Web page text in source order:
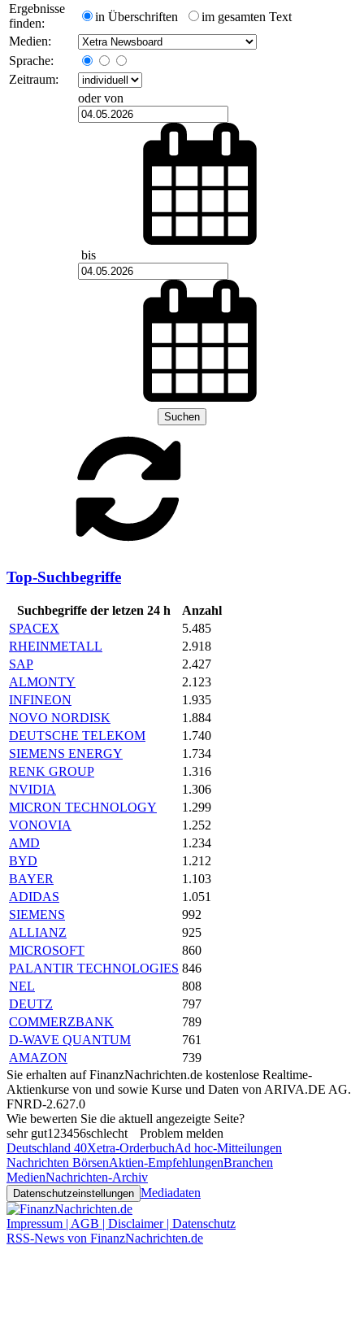
Ergebnisse
finden:
in Überschriften
im gesamten Text
Medien:
Sprache:
Zeitraum:
oder von
bis
Suchen
Top-Suchbegriffe
Suchbegriffe der letzen 24 h
Anzahl
SPACEX
5.485
RHEINMETALL
2.918
SAP
2.427
ALMONTY
2.123
INFINEON
1.935
NOVO NORDISK
1.884
DEUTSCHE TELEKOM
1.740
SIEMENS ENERGY
1.734
RENK GROUP
1.316
NVIDIA
1.306
MICRON TECHNOLOGY
1.299
VONOVIA
1.252
AMD
1.234
BYD
1.212
BAYER
1.103
ADIDAS
1.051
SIEMENS
992
ALLIANZ
925
MICROSOFT
860
PALANTIR TECHNOLOGIES 846
NEL
808
DEUTZ
797
COMMERZBANK
789
D-WAVE QUANTUM
761
AMAZON
739
Sie erhalten auf FinanzNachrichten.de kostenlose Realtime-
Aktienkurse von und sowie Kurse und Daten von ARIVA.DE AG.
FNRD-2.627.0
Wie bewerten Sie die aktuell angezeigte Seite?
sehr gut1 23456schlecht
Problem melden
Deutschland 40Xetra-OrderbuchAd hoc-Mitteilungen
Nachrichten BörsenAktien-EmpfehlungenBranchen
MedienNachrichten-Archiv
Datenschutzeinstellungen Mediadaten
Impressum | AGB | Disclaimer | Datenschutz
RSS-News von FinanzNachrichten.de